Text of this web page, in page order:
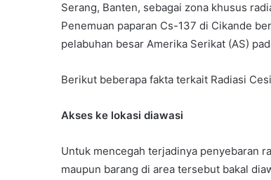
Serang, Banten, sebagai zona khusus
Penemuan paparan Cs-137 di Cikande
pelabuhan besar Amerika Serikat (AS)
Berikut beberapa fakta terkait Radiasi
Akses ke lokasi diawasi
Untuk mencegah terjadinya penyebaran
maupun barang di area tersebut bakal